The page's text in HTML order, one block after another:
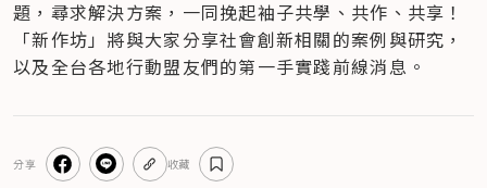
題，尋求解決方案，一同挽起袖子共學、共作、共享！
「新作坊」將與大家分享社會創新相關的案例與研究，
以及全台各地行動盟友們的第一手實踐前線消息。
分享 收藏